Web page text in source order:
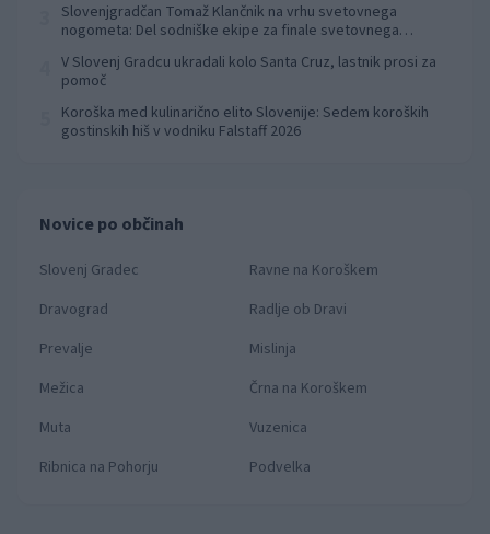
Slovenjgradčan Tomaž Klančnik na vrhu svetovnega
nogometa: Del sodniške ekipe za finale svetovnega
V Slovenj Gradcu ukradali kolo Santa Cruz, lastnik prosi za
pomoč
Koroška med kulinarično elito Slovenije: Sedem koroških
gostinskih hiš v vodniku Falstaff 2026
Novice po občinah
Slovenj Gradec
Ravne na Koroškem
Dravograd
Radlje ob Dravi
Prevalje
Mislinja
Mežica
Črna na Koroškem
Muta
Vuzenica
Ribnica na Pohorju
Podvelka